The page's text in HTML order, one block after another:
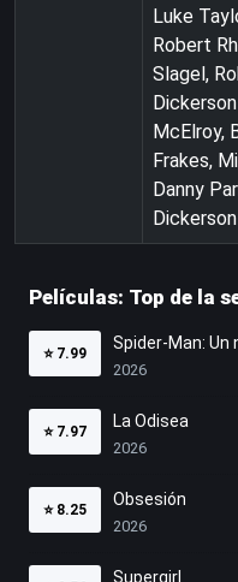
Luke
Robert
Slagel,
McElroy,
Frakes,
Danny
Películas: Top de la
⭐ 7.99
Spider-Man: Un
2026
⭐ 7.97
La Odisea
2026
⭐ 8.25
Obsesión
2026
Supergirl